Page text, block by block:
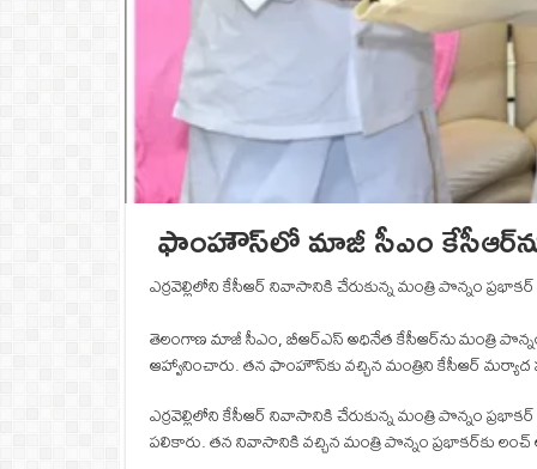
ఫాంహౌస్‌లో మాజీ సీఎం కేసీఆర్‌ను
ఎర్రవెల్లిలోని కేసీఆర్ నివాసానికి చేరుకున్న మంత్రి పొన్నం
తెలంగాణ మాజీ సీఎం, బీఆర్ఎస్ అధినేత కేసీఆర్‌ను మంత్రి
ఆహ్వానించారు. తన ఫాంహౌస్‌కు వచ్చిన మంత్రిని కేసీఆర్ మర్యాద
ఎర్రవెల్లిలోని కేసీఆర్ నివాసానికి చేరుకున్న మంత్రి పొన్నం
పలికారు. తన నివాసానికి వచ్చిన మంత్రి పొన్నం ప్రభాకర్‌కు